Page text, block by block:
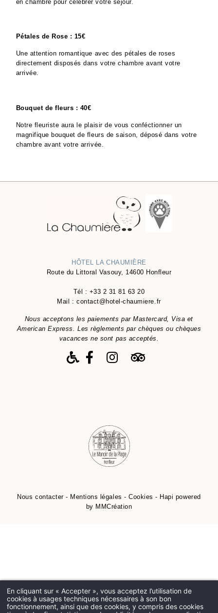
en chambre pour célébrer votre séjour.
Pétales de Rose : 15€
Une attention romantique avec des pétales de roses
directement disposés dans votre chambre avant votre
arrivée.
Bouquet de fleurs : 40€
Notre fleuriste aura le plaisir de vous conféctionner un
magnifique bouquet de fleurs de saison, déposé dans votre
chambre avant votre arrivée.
HÔTEL LA CHAUMIÈRE
Route du Littoral Vasouy, 14600 Honfleur
Tél : +33 2 31 81 63 20
Mail :contact@hotel-chaumiere.fr
Nous acceptons les paiements par Mastercard, Visa et
American Express. Les règlements par chèques ou chèques
vacances ne sont pas acceptés.
Nous contacter- Mentions légales -Cookies - Hapi powered
by MMCréation
En cliquant sur « Accepter », vous acceptez l’utilisation de
cookies à usages techniques nécessaires à son bon
fonctionnement, ainsi que des cookies, y compris des cookies